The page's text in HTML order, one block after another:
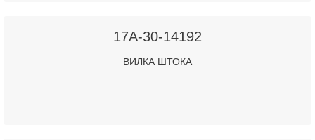
17A-30-14192
ВИЛКА ШТОКА